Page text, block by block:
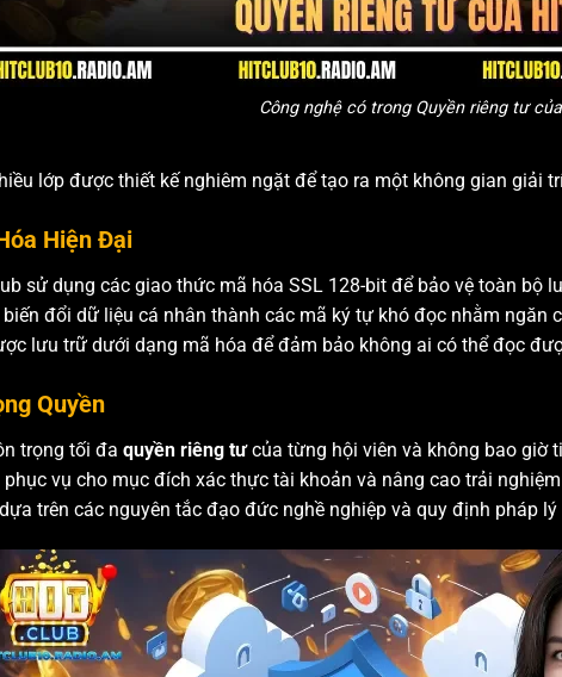
Công nghệ có trong Quyền riêng tư
lớp được thiết kế nghiêm ngặt để tạo ra một không gian giải
Hiện Đại
sử dụng các giao thức mã hóa SSL 128-bit để bảo vệ toàn bộ
biến đổi dữ liệu cá nhân thành các mã ký tự khó đọc nhằm
lưu trữ dưới dạng mã hóa để đảm bảo không ai có thể đọc
Quyền
trọng tối đa quyền riêng tưcủa từng hội viên và không bao giờ
vụ cho mục đích xác thực tài khoản và nâng cao trải
trên các nguyên tắc đạo đức nghề nghiệp và quy định pháp